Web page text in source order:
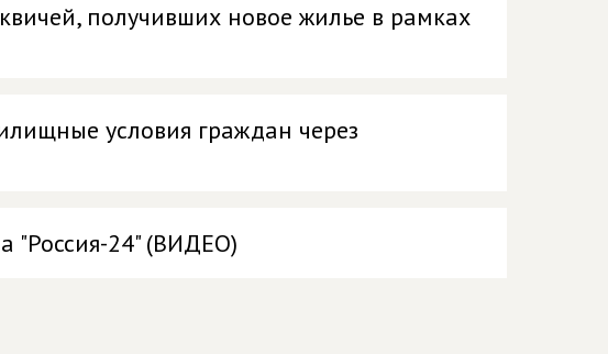
получивших новое жилье в рамках
условия граждан через
"Россия-24" (ВИДЕО)